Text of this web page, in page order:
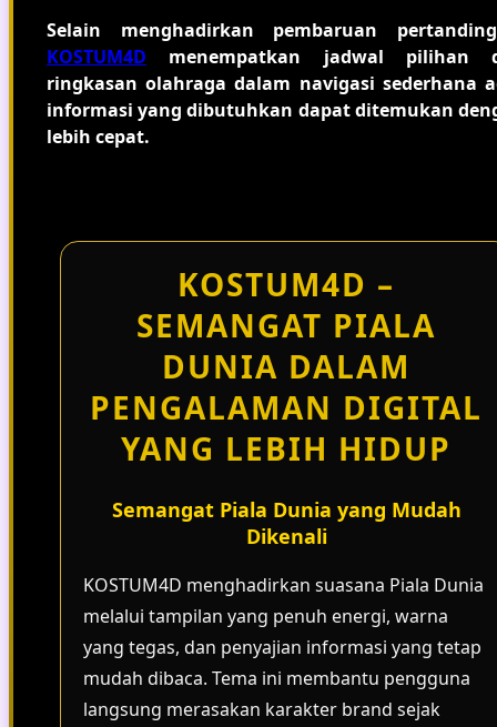
Selain menghadirkan pembaruan
KOSTUM4D menempatkan jadwal pilihan
ringkasan olahraga dalam navigasi sederhana
informasi yang dibutuhkan dapat ditemukan
lebih cepat.
KOSTUM4D –
SEMANGAT PIALA
DUNIA DALAM
PENGALAMAN DIGITAL
YANG LEBIH HIDUP
Semangat Piala Dunia yang Mudah
Dikenali
KOSTUM4D menghadirkan suasana Piala Dunia
melalui tampilan yang penuh energi, warna
yang tegas, dan penyajian informasi yang tetap
mudah dibaca. Tema ini membantu pengguna
langsung merasakan karakter brand sejak